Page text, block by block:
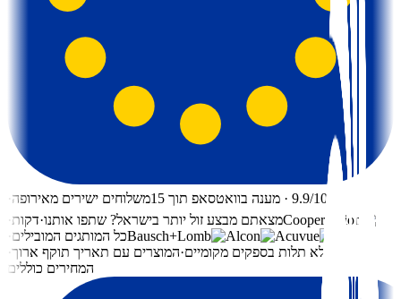
משלוחים ישירים מאירופה·
⭐ 9.9/10 · מענה בוואטסאפ תוך 15
דקות· מצאתם מבצע זול יותר בישראל? שתפו אותנו·
כל המותגים המובילים·
המוצרים עם תאריך תוקף ארוך· ללא תלות בספקים מקומיים·
המחירים כוללים